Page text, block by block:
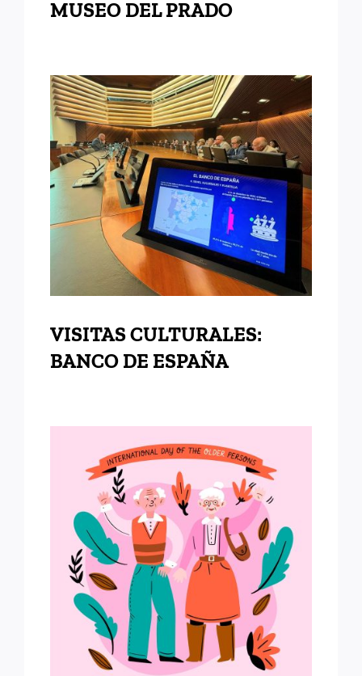
MUSEO DEL PRADO
VISITAS CULTURALES:
BANCO DE ESPAÑA
VISITAS CULTURALES:
BANCO DE ESPAÑA
LOS DERECHOS DE LAS
PERSONAS MAYORES
CUENTAN